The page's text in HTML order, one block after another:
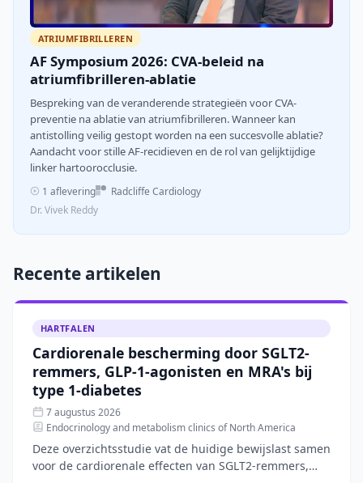
ATRIUMFIBRILLEREN
AF Symposium 2026: CVA-beleid na
atriumfibrilleren-ablatie
Bespreking van de veranderende strategieën voor CVA-
preventie na ablatie van atriumfibrilleren. Wanneer kan
antistolling veilig gestopt worden na een succesvolle ablatie?
Aandacht voor stille AF-recidieven en de rol van gelijktijdige
linker hartoorocclusie.
1 aflevering
Radcliffe Cardiology
Dr. Vivek Reddy
Recente artikelen
HARTFALEN
Cardiorenale bescherming door SGLT2-
remmers, GLP-1-agonisten en MRA's bij
type 1-diabetes
7 augustus 2026
Endocrinology and metabolism clinics of North America
Deze overzichtsstudie vat de huidige bewijslast samen
voor de cardiorenale effecten van SGLT2-remmers,